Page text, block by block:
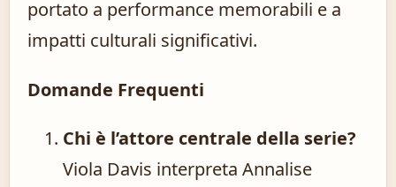
portato a performance memorabili e a
impatti culturali significativi.
Domande Frequenti
Chi è l’attore centrale della serie?
Viola Davis interpreta Annalise